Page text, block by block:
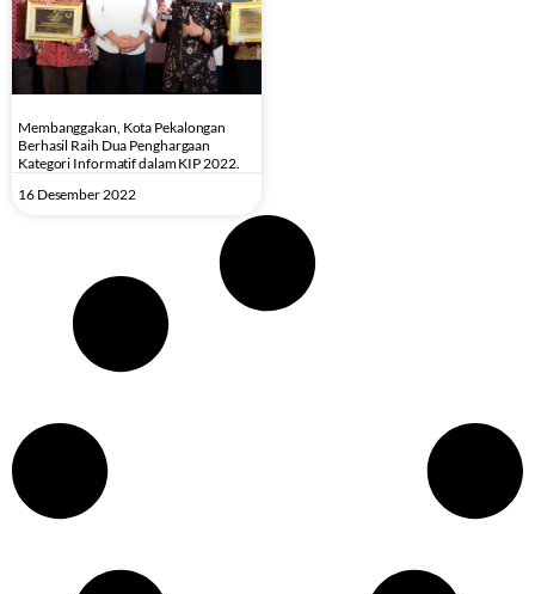
Membanggakan, Kota Pekalongan
Berhasil Raih Dua Penghargaan
Kategori Informatif dalam KIP 2022.
16 Desember 2022